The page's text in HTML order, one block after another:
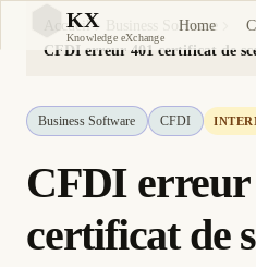
KX
Knowledge eXchange
Home
Accueil
Business Software
CFDI erreur 401 certificat de
Business Software CFDI
CFDI erreur
certificat de